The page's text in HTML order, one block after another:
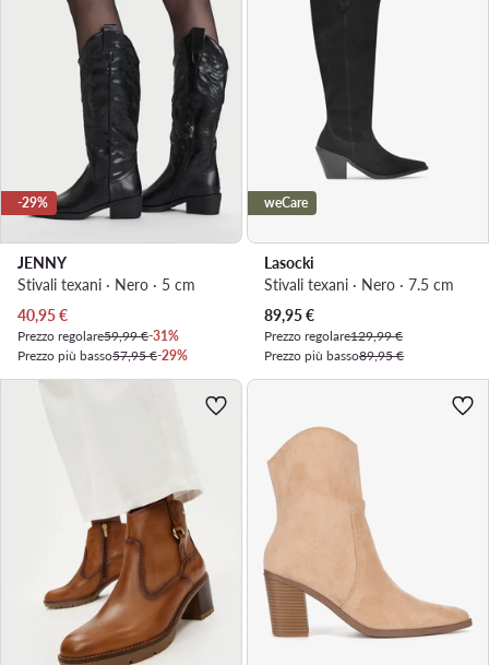
-29%
JENNY
Stivali texani · Nero · 5 cm
Prezzo attuale
40,95€
Prezzo regolare59,99 €-31%
Prezzo più basso57,95 €-29%
weCare
Lasocki
Stivali texani · Nero · 7.5 cm
Prezzo attuale
89,95€
Prezzo regolare129,99 €
Prezzo più basso89,95 €